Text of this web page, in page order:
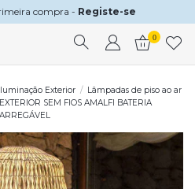
compra - Registe-se
0
Exterior
Lâmpadas de piso ao ar
SEM FIOS AMALFI BATERIA